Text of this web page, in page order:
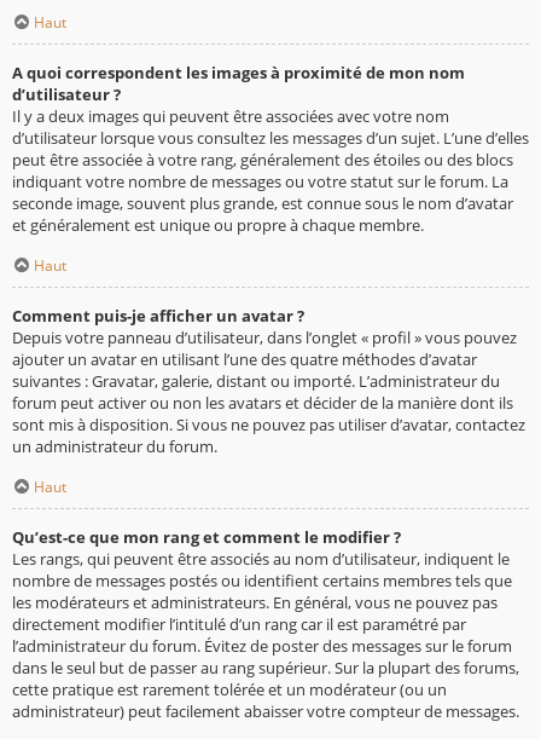
Haut
A quoi correspondent les images à proximité de mon nom
d’utilisateur ?
Il y a deux images qui peuvent être associées avec votre nom
d’utilisateur lorsque vous consultez les messages d’un sujet. L’une d’elles
peut être associée à votre rang, généralement des étoiles ou des blocs
indiquant votre nombre de messages ou votre statut sur le forum. La
seconde image, souvent plus grande, est connue sous le nom d’avatar
et généralement est unique ou propre à chaque membre.
Haut
Comment puis-je afficher un avatar ?
Depuis votre panneau d’utilisateur, dans l’onglet « profil » vous pouvez
ajouter un avatar en utilisant l’une des quatre méthodes d’avatar
suivantes : Gravatar, galerie, distant ou importé. L’administrateur du
forum peut activer ou non les avatars et décider de la manière dont ils
sont mis à disposition. Si vous ne pouvez pas utiliser d’avatar, contactez
un administrateur du forum.
Haut
Qu’est-ce que mon rang et comment le modifier ?
Les rangs, qui peuvent être associés au nom d’utilisateur, indiquent le
nombre de messages postés ou identifient certains membres tels que
les modérateurs et administrateurs. En général, vous ne pouvez pas
directement modifier l’intitulé d’un rang car il est paramétré par
l’administrateur du forum. Évitez de poster des messages sur le forum
dans le seul but de passer au rang supérieur. Sur la plupart des forums,
cette pratique est rarement tolérée et un modérateur (ou un
administrateur) peut facilement abaisser votre compteur de messages.